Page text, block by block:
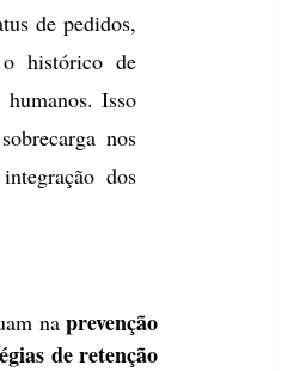
de pedidos,
o histórico de
Isso
nos
dos
na prevenção
de retenção